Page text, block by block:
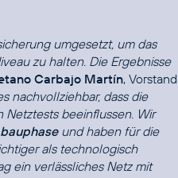
umgesetzt, um das
zu halten. Die Ergebnisse
Carbajo Martín, Vorstand
nachvollziehbar, dass die
beeinflussen. Wir
und haben für die
als technologisch
ein verlässliches Netz mit